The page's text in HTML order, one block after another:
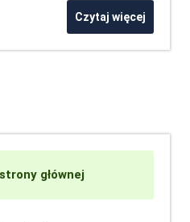
Czytaj więcej
głównej